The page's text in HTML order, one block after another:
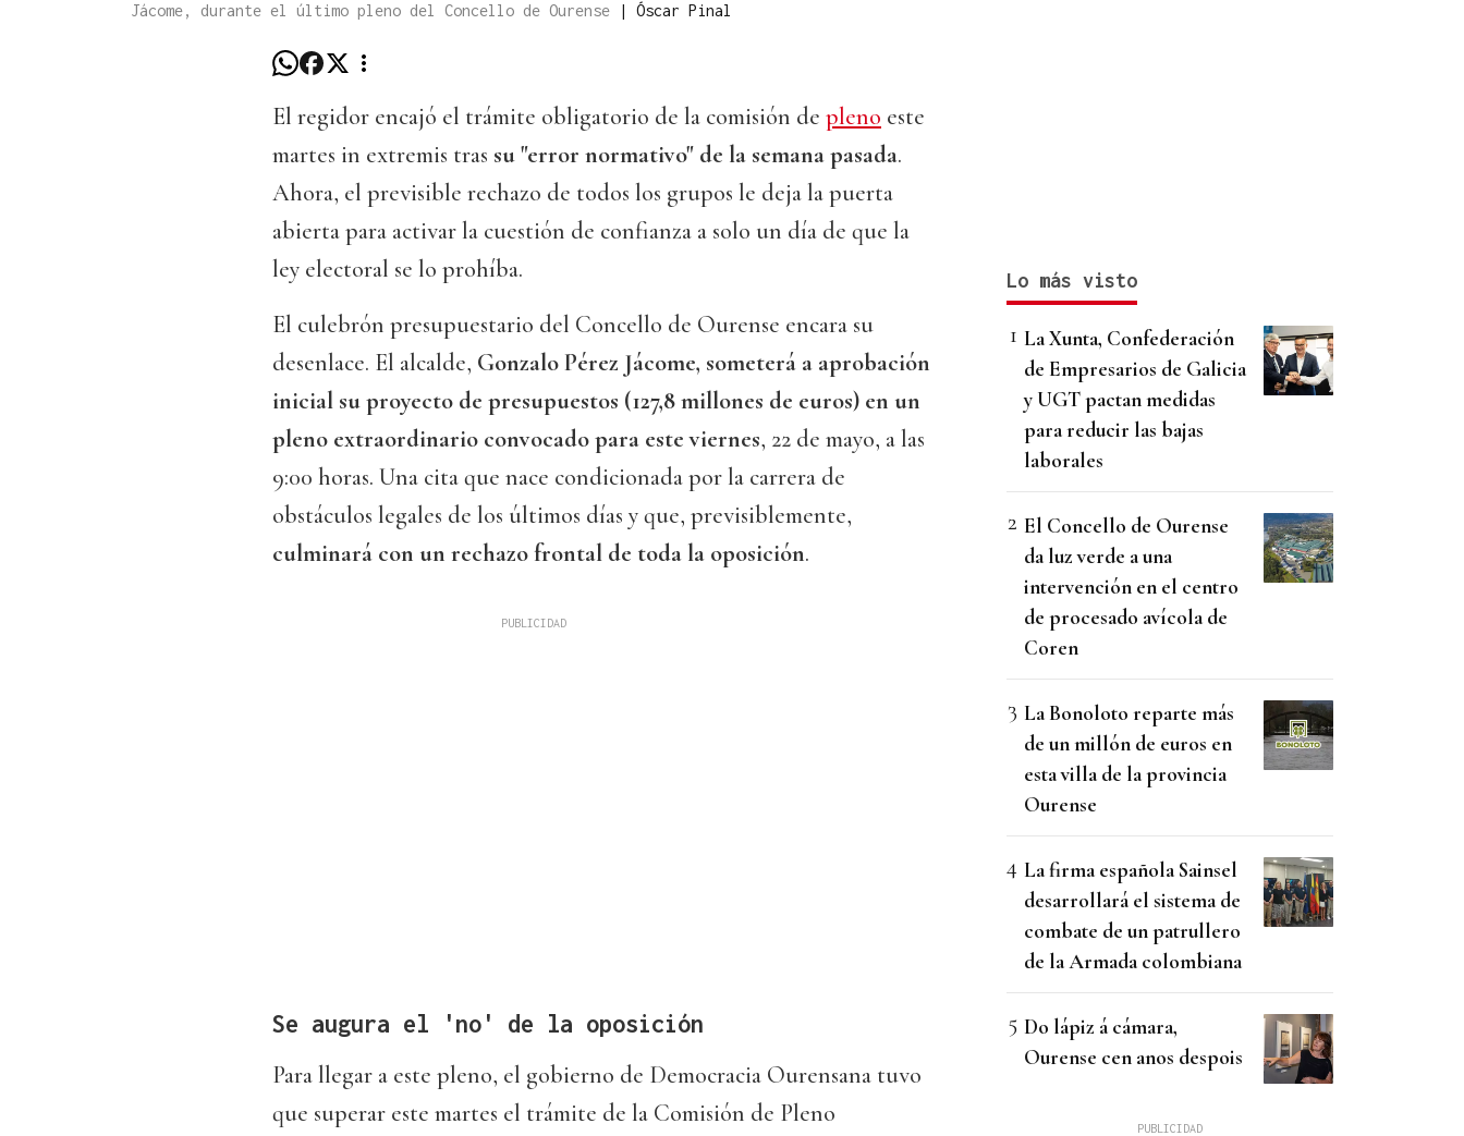
Jácome, durante el último pleno del Concello de Ourense | Óscar Pinal
El regidor encajó el trámite obligatorio de la comisión de pleno este
martes in extremis tras su "error normativo" de la semana pasada.
Ahora, el previsible rechazo de todos los grupos le deja la puerta
abierta para activar la cuestión de confianza a solo un día de que la
ley electoral se lo prohíba.
El culebrón presupuestario del Concello de Ourense encara su
desenlace. El alcalde, Gonzalo Pérez Jácome, someterá a aprobación
inicial su proyecto de presupuestos (127,8 millones de euros) en un
pleno extraordinario convocado para este viernes, 22 de mayo, a las
9:00 horas. Una cita que nace condicionada por la carrera de
obstáculos legales de los últimos días y que, previsiblemente,
culminará con un rechazo frontal de toda la oposición.
Se augura el 'no' de la oposición
Para llegar a este pleno, el gobierno de Democracia Ourensana tuvo
que superar este martes el trámite de la Comisión de Pleno
Lo más visto
La Xunta, Confederación
de Empresarios de Galicia
y UGT pactan medidas
para reducir las bajas
laborales
El Concello de Ourense
da luz verde a una
intervención en el centro
de procesado avícola de
Coren
La Bonoloto reparte más
de un millón de euros en
esta villa de la provincia
Ourense
La firma española Sainsel
desarrollará el sistema de
combate de un patrullero
de la Armada colombiana
Do lápiz á cámara,
Ourense cen anos despois